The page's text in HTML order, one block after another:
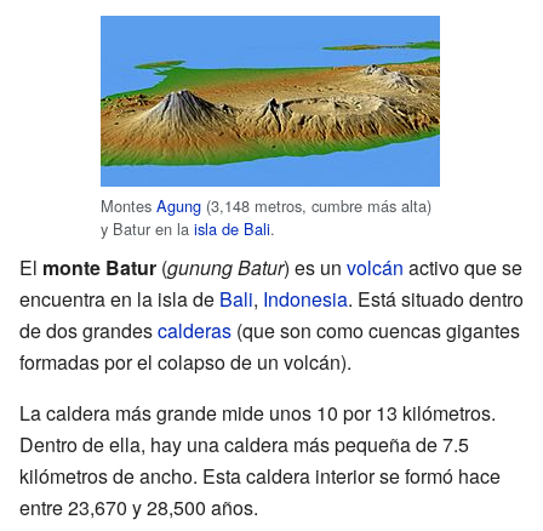
Montes Agung (3,148 metros, cumbre más alta)
y Batur en la isla de Bali.
El monte Batur (gunung Batur) es un volcán activo que se
encuentra en la isla de Bali, Indonesia. Está situado dentro
de dos grandescalderas (que son como cuencas gigantes
formadas por el colapso de un volcán).
La caldera más grande mide unos 10 por 13 kilómetros.
Dentro de ella, hay una caldera más pequeña de 7.5
kilómetros de ancho. Esta caldera interior se formó hace
entre 23,670 y 28,500 años.